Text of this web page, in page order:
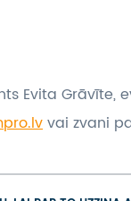
Evita Grāvīte,
vai zvani